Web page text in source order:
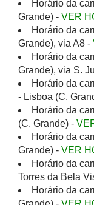
Horário da
Grande) - VER
Horário da
Grande), via A8 -
Horário da
Grande), via S.
Horário da
- Lisboa (C.
Horário da
(C. Grande) -
Horário da
Grande) - VER
Horário da
Torres da Bela
Horário da